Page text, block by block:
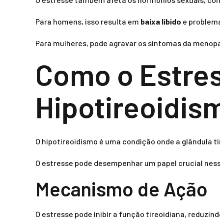
Para homens, isso resulta em baixa libido e
Para mulheres, pode agravar os sintomas da
Como o
O hipotireoidismo é uma condição onde a glândula
O estresse pode desempenhar um papel crucial
Mecanismo de Ação
O estresse pode inibir a função tireoidiana,